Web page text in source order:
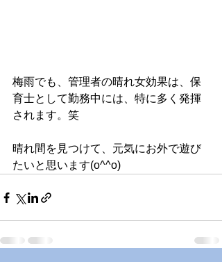
梅雨でも、管理者の晴れ女効果は、保
育士として勤務中には、特に多く発揮
されます。笑
晴れ間を見つけて、元気にお外で遊び
たいと思います(o^^o)